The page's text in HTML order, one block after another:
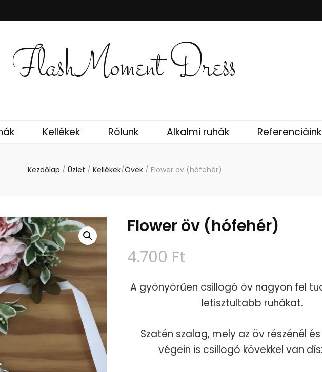
FlashMoment Dress
Kellékek Rólunk Alkalmi ruhák
Kezdőlap / Üzlet / Kellékek/Övek / Flower öv (hófehér)
Flower öv (hófehér)
4.700 Ft
A gyönyörűen csillogó öv nagyon fel
letisztultabb ruhákat.
Szatén szalag, mely az öv részénél
végein is csillogó kövekkel van